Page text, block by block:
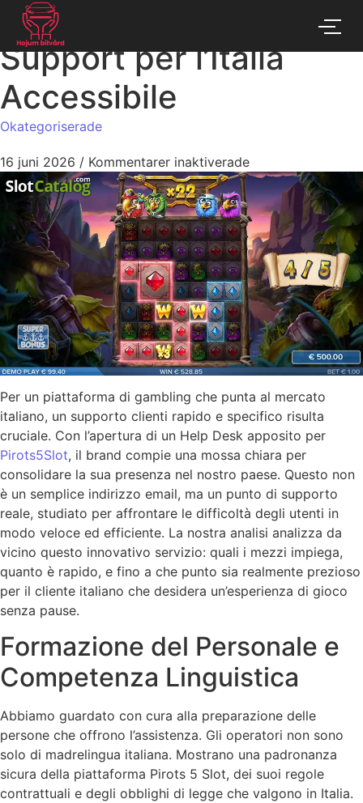
Help Desk Pirots 5 Slot
Support per l’Italia
Accessibile
Okategoriserade
16 juni 2026 / Kommentarer inaktiverade
Per un piattaforma di gambling che punta al mercato
italiano, un supporto clienti rapido e specifico risulta
cruciale. Con l’apertura di un Help Desk apposito per
Pirots5Slot, il brand compie una mossa chiara per
consolidare la sua presenza nel nostro paese. Questo non
è un semplice indirizzo email, ma un punto di supporto
reale, studiato per affrontare le difficoltà degli utenti in
modo veloce ed efficiente. La nostra analisi analizza da
vicino questo innovativo servizio: quali i mezzi impiega,
quanto è rapido, e fino a che punto sia realmente prezioso
per il cliente italiano che desidera un’esperienza di gioco
senza pause.
Formazione del Personale e
Competenza Linguistica
Abbiamo guardato con cura alla preparazione delle
persone che offrono l’assistenza. Gli operatori non sono
solo di madrelingua italiana. Mostrano una padronanza
sicura della piattaforma Pirots 5 Slot, dei suoi regole
contrattuali e degli obblighi di legge che valgono in Italia.